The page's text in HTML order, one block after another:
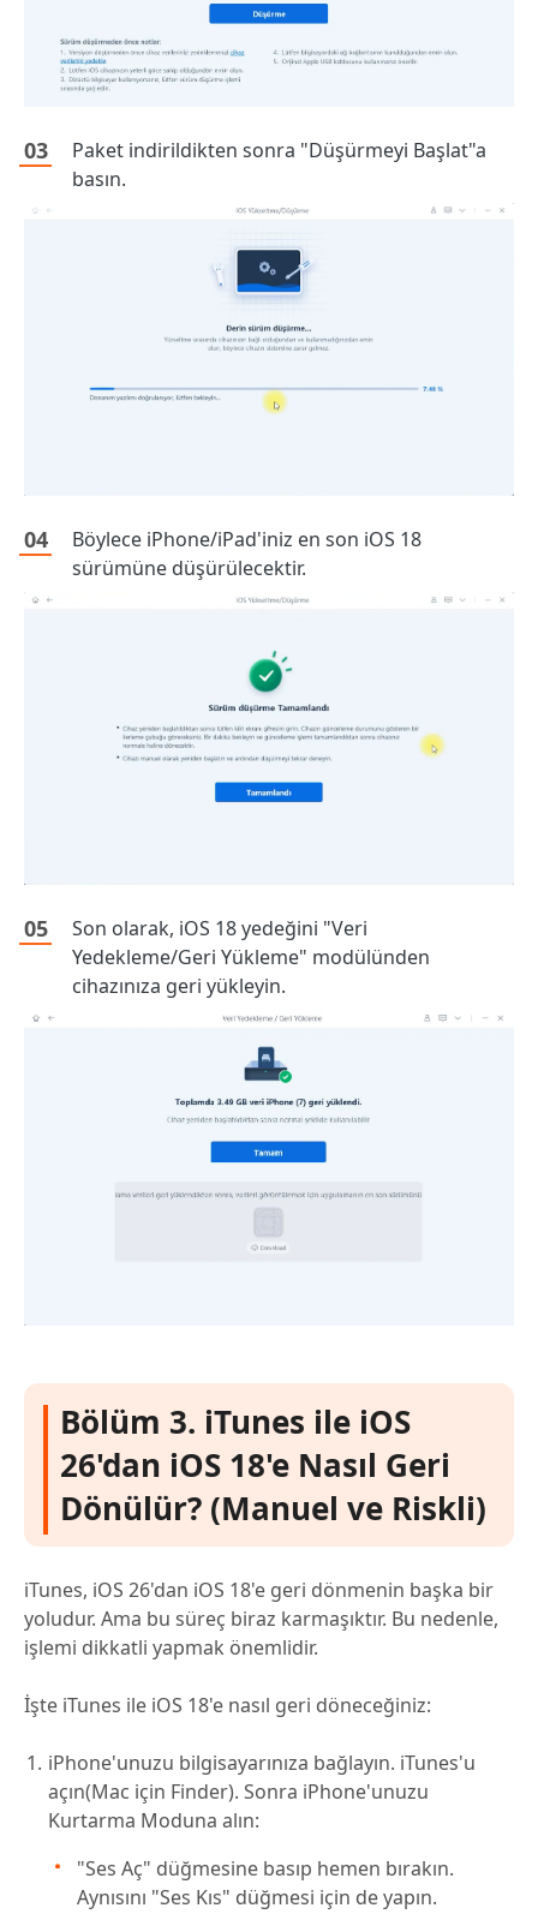
Paket indirildikten sonra "Düşürmeyi Başlat"a
basın.
Böylece iPhone/iPad'iniz en son iOS 18
sürümüne düşürülecektir.
Son olarak, iOS 18 yedeğini "Veri
Yedekleme/Geri Yükleme" modülünden
cihazınıza geri yükleyin.
Bölüm 3. iTunes ile iOS
26'dan iOS 18'e Nasıl Geri
Dönülür? (Manuel ve Riskli)
iTunes, iOS 26'dan iOS 18'e geri dönmenin başka bir
yoludur. Ama bu süreç biraz karmaşıktır. Bu nedenle,
işlemi dikkatli yapmak önemlidir.
İşte iTunes ile iOS 18'e nasıl geri döneceğiniz:
iPhone'unuzu bilgisayarınıza bağlayın. iTunes'u
açın(Mac için Finder). Sonra iPhone'unuzu
Kurtarma Moduna alın:
"Ses Aç" düğmesine basıp hemen bırakın.
Aynısını "Ses Kıs" düğmesi için de yapın.